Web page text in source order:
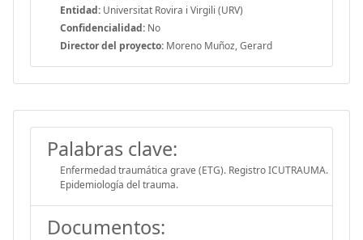
Entidad: Universitat Rovira i Virgili (URV)
Confidencialidad: No
Director del proyecto: Moreno Muñoz, Gerard
Palabras clave:
Enfermedad traumática grave (ETG). Registro ICUTRAUMA.
Epidemiología del trauma.
Documentos: